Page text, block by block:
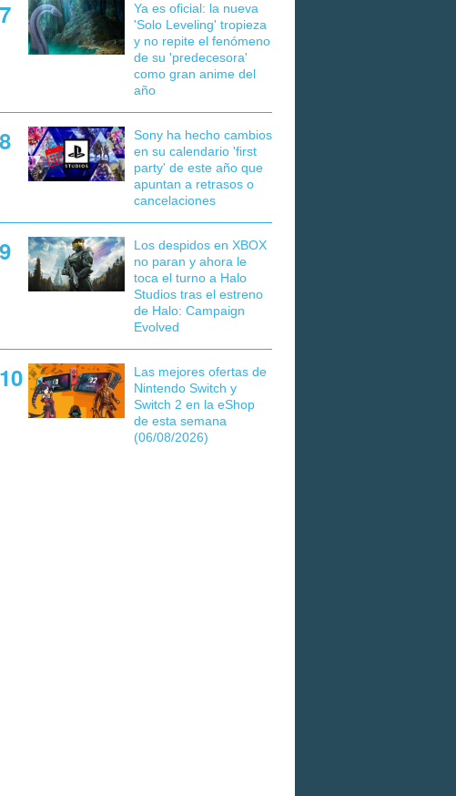
Ya es oficial: la nueva
'Solo Leveling' tropieza
y no repite el fenómeno
de su 'predecesora'
como gran anime del
año
Sony ha hecho cambios
en su calendario 'first
party' de este año que
apuntan a retrasos o
cancelaciones
Los despidos en XBOX
no paran y ahora le
toca el turno a Halo
Studios tras el estreno
de Halo: Campaign
Evolved
Las mejores ofertas de
Nintendo Switch y
Switch 2 en la eShop
de esta semana
(06/08/2026)